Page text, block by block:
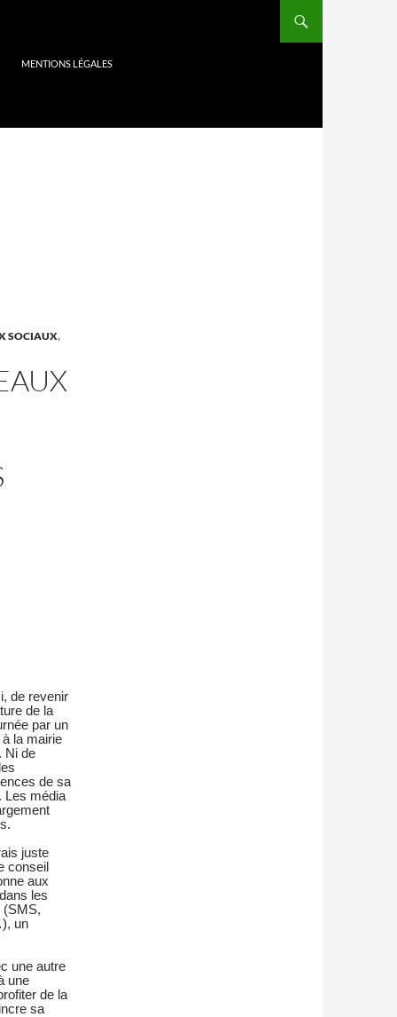
MENTIONS LÉGALES
SOCIAUX,
de revenir
de la
par un
la mairie
Ni de
de sa
Les média
juste
conseil
aux
les
(SMS,
un
une autre
une
de la
sa